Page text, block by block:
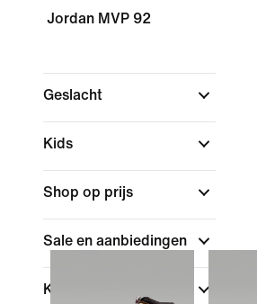
Jordan MVP 92
Geslacht
Kids
Shop op prijs
Sale en aanbiedingen
Kleur